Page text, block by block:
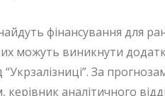
фінансування для
можуть виникнути
“Укрзалізниці”. За
аналітичного